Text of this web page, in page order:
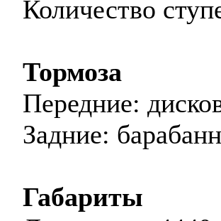
Количество
Тормоза
Передние:
Задние:
Габариты